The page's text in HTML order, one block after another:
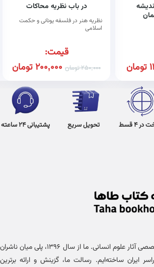
تومان
در باب نظریه محاکات
نظریه هنر در فلسفه یونانی و حکمت
اسلامی
قیمت:
250,000تومان 200,000تومان
در 4 قسط تحویل سریع پشتیبانی 24 ساعته
خانه کتاب طاها، مرجع تخصصی آثار علوم انسانی. ما از سال ۱۳۹۶، پلی میان ناشران
ایران ساخته‌ایم. رسالت ما، گزینش و ارائه برترین